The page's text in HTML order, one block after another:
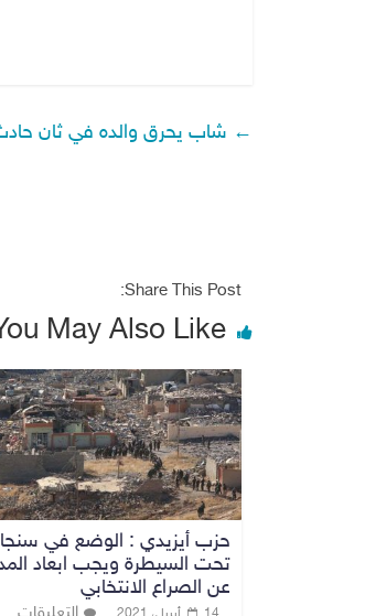
← شاب يحرق والده في ثان
Share This Post:
May Also Like
حزب أيزيدي : الوضع في
تحت السيطرة ويجب ابعاد
عن الصراع الانتخابي